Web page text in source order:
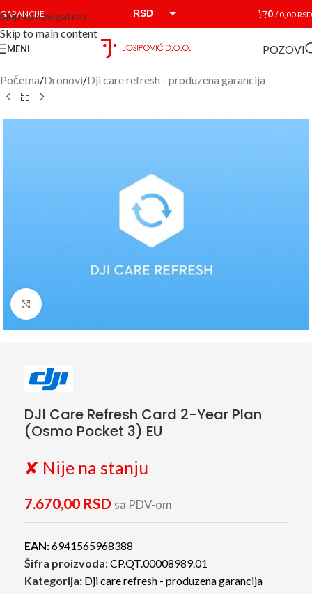
Skip to navigation
Skip to main content
GARANCIJE RSD 0 /0,00RSD
MENI POZOVI
Početna/Dronovi/Dji care refresh - produzena garancija
Click to enlarge
DJI Care Refresh Card 2-Year Plan
(Osmo Pocket 3) EU
✘ Nije na stanju
7.670,00 RSD sa PDV-om
EAN:6941565968388
Šifra proizvoda:CP.QT.00008989.01
Kategorija: Dji care refresh - produzena garancija